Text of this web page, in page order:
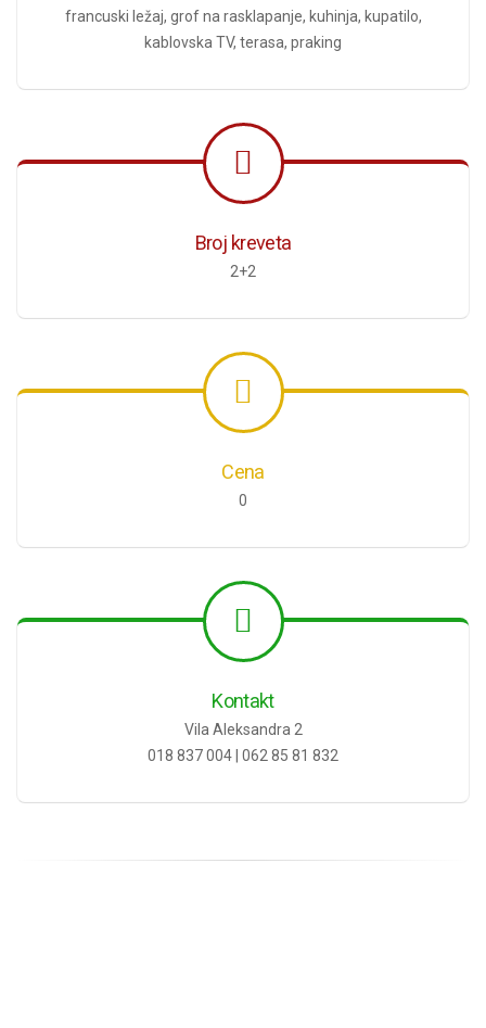
francuski ležaj, grof na rasklapanje, kuhinja, kupatilo,
kablovska TV, terasa, praking
Broj kreveta
2+2
Cena
0
Kontakt
Vila Aleksandra 2
018 837 004 | 062 85 81 832